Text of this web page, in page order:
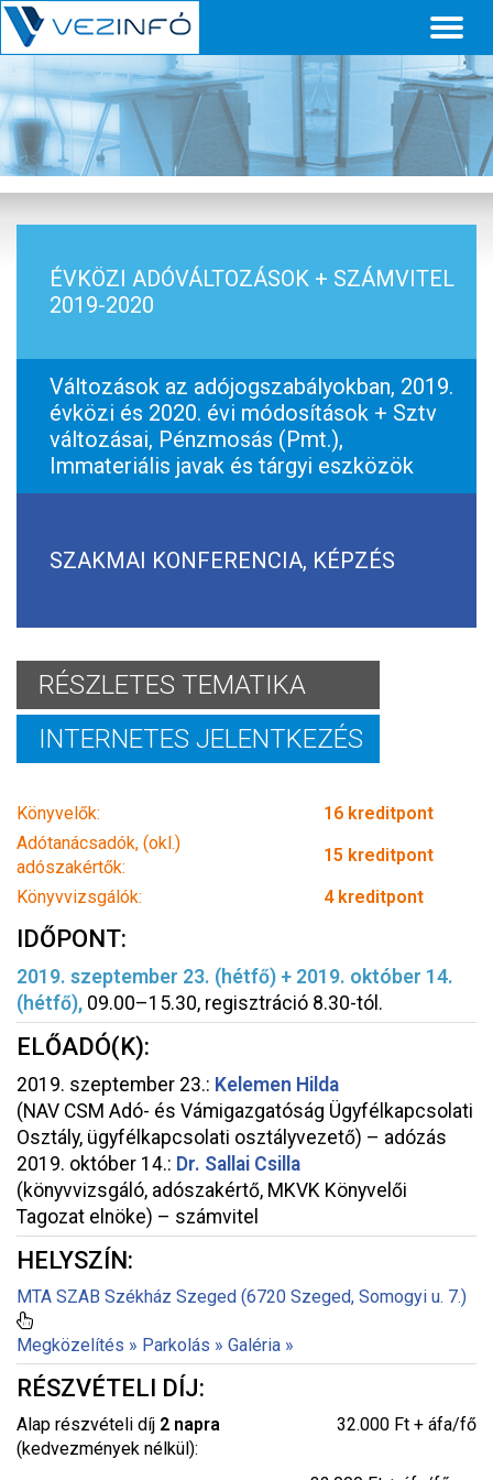
ÉVKÖZI ADÓVÁLTOZÁSOK + SZÁMVITEL
2019-2020
Változások az adójogszabályokban, 2019.
évközi és 2020. évi módosítások + Sztv
változásai, Pénzmosás (Pmt.),
Immateriális javak és tárgyi eszközök
SZAKMAI KONFERENCIA, KÉPZÉS
RÉSZLETES TEMATIKA
INTERNETES JELENTKEZÉS
Könyvelők:
16 kreditpont
Adótanácsadók, (okl.)
adószakértők:
15 kreditpont
Könyvvizsgálók:
4 kreditpont
IDŐPONT:
2019. szeptember 23. (hétfő) + 2019. október 14.
(hétfő), 09.00–15.30, regisztráció 8.30-tól.
ELŐADÓ(K):
2019. szeptember 23.: Kelemen Hilda
(NAV CSM Adó- és Vámigazgatóság Ügyfélkapcsolati
Osztály, ügyfélkapcsolati osztályvezető) – adózás
2019. október 14.: Dr. Sallai Csilla
(könyvvizsgáló, adószakértő, MKVK Könyvelői
Tagozat elnöke) – számvitel
HELYSZÍN:
MTA SZAB Székház Szeged (6720 Szeged, Somogyi u. 7.)
Megközelítés » Parkolás » Galéria »
RÉSZVÉTELI DÍJ:
Alap részvételi díj 2 napra
(kedvezmények nélkül):
32.000 Ft + áfa/fő